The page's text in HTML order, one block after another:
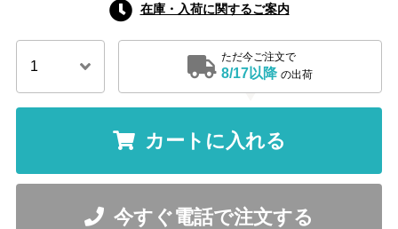
在庫・入荷に関するご案内
ただ今ご注文で
8/17以降 の出荷
カートに入れる
今すぐ電話で注文する